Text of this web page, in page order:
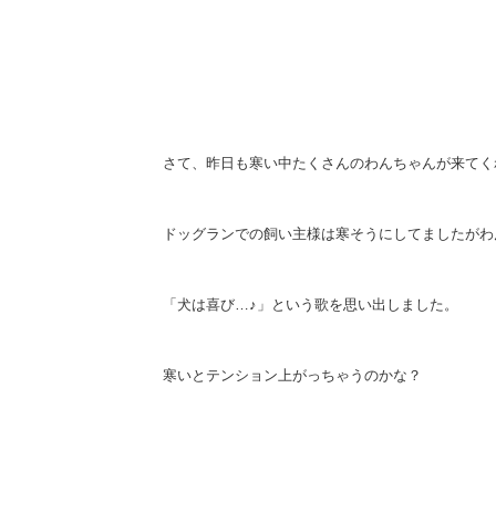
さて、昨日も寒い中たくさんのわんちゃんが来て
ドッグランでの飼い主様は寒そうにしてましたが
「犬は喜び…♪」という歌を思い出しました。
寒いとテンション上がっちゃうのかな？